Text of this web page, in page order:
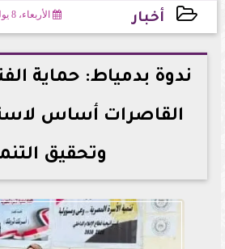
أخبار الأربعاء، 8 يوليو 2026
2026-07-08 14:25:31
ندوة بدمياط: حماية
القاصرات أساس
وتحقيق